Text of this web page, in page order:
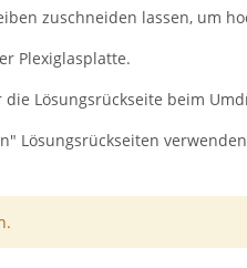
zuschneiden lassen, um
Plexiglasplatte.
Lösungsrückseite beim
Lösungsrückseiten